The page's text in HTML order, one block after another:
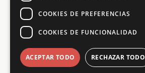
© 2026 Tu FP
COOKIES DE PREFERENCIAS
COOKIES DE FUNCIONALIDAD
ACEPTAR TODO RECHAZAR TODO